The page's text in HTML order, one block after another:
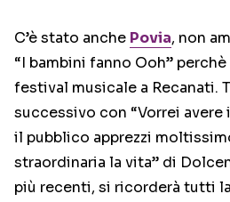
C’è stato anche Povia, non
“I bambini fanno Ooh”
festival musicale a Recanati.
successivo con “Vorrei
il pubblico apprezzi
straordinaria la vita” di
più recenti, si ricorderà tutti